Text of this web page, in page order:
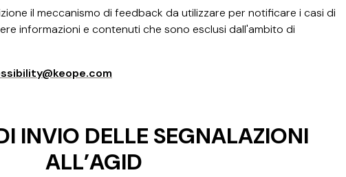
il meccanismo di feedback da utilizzare per notificare i casi di
informazioni e contenuti che sono esclusi dall'ambito di
INVIO DELLE SEGNALAZIONI
ALL’AGID